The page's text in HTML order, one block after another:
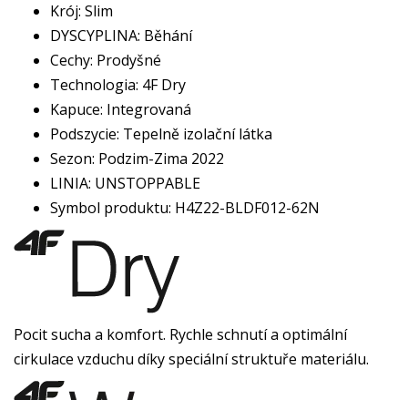
Krój: Slim
DYSCYPLINA: Běhání
Cechy: Prodyšné
Technologia: 4F Dry
Kapuce: Integrovaná
Podszycie: Tepelně izolační látka
Sezon: Podzim-Zima 2022
LINIA: UNSTOPPABLE
Symbol produktu: H4Z22-BLDF012-62N
Pocit sucha a komfort. Rychle schnutí a optimální
cirkulace vzduchu díky speciální struktuře materiálu.